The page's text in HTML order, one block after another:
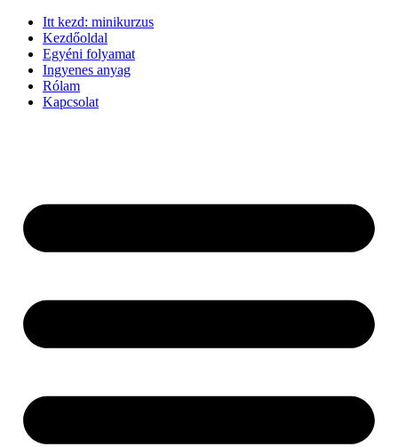
Ugrás
tartalomhoz
Itt kezd: minikurzus
Kezdőoldal
Egyéni folyamat
Ingyenes anyag
Rólam
Kapcsolat